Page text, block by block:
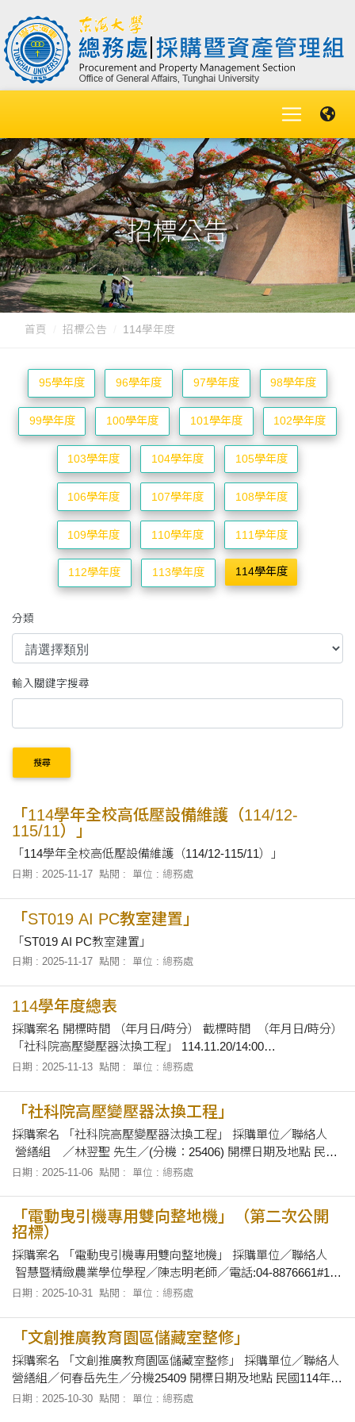
招標公告
首頁 招標公告 114學年度
95學年度 96學年度 97學年度 98學年度
99學年度 100學年度 101學年度 102學年度
103學年度 104學年度 105學年度
106學年度 107學年度 108學年度
109學年度 110學年度 111學年度
112學年度 113學年度 114學年度
分類
輸入關鍵字搜尋
搜尋
「114學年全校高低壓設備維護（114/12-
115/11）」
「114學年全校高低壓設備維護（114/12-115/11）」
日期 : 2025-11-17 點閱 : 單位 : 總務處
「ST019 AI PC教室建置」
「ST019 AI PC教室建置」
日期 : 2025-11-17 點閱 : 單位 : 總務處
114學年度總表
採購案名 開標時間 （年月日/時分） 截標時間 （年月日/時分）
「社科院高壓變壓器汰換工程」 114.11.20/14:00
114.11.19/17:00 「文創推廣教育園區儲藏室整修」
日期 : 2025-11-13 點閱 : 單位 : 總務處
「社科院高壓變壓器汰換工程」
採購案名 「社科院高壓變壓器汰換工程」 採購單位／聯絡人
營繕組 ／林翌聖 先生／(分機：25406) 開標日期及地點 民國
114年11月20日下午14時00分正，在本校總務處會議室當眾開
日期 : 2025-11-06 點閱 : 單位 : 總務處
「電動曳引機專用雙向整地機」（第二次公開
招標）
採購案名 「電動曳引機專用雙向整地機」 採購單位／聯絡人
智慧暨精緻農業學位學程／陳志明老師／電話:04-8876661#101
開標日期及地點 民國114年11月7日上午10時10分正，在本校總
日期 : 2025-10-31 點閱 : 單位 : 總務處
「文創推廣教育園區儲藏室整修」
採購案名 「文創推廣教育園區儲藏室整修」 採購單位／聯絡人
營繕組／何春岳先生／分機25409 開標日期及地點 民國114年11
月7日上午10時40分正，在本校總務處會議室當眾開標。 招標
日期 : 2025-10-30 點閱 : 單位 : 總務處